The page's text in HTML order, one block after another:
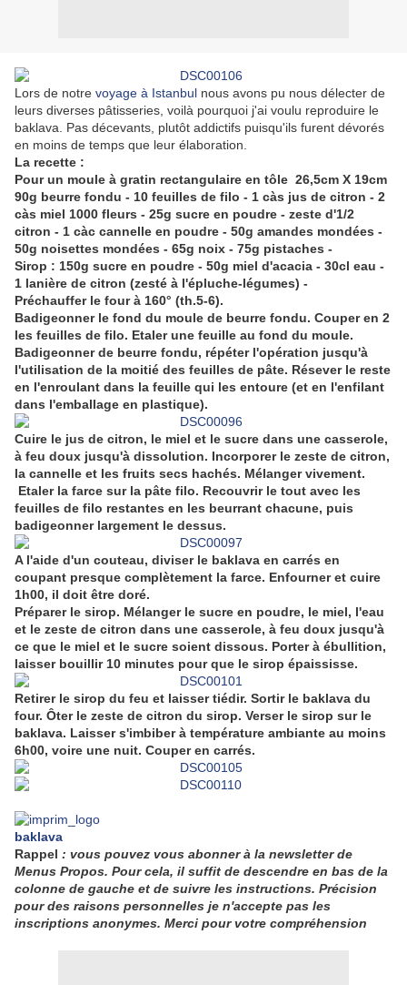
Lors de notre voyage à Istanbul nous avons pu nous délecter de
leurs diverses pâtisseries, voilà pourquoi j'ai voulu reproduire le
baklava. Pas décevants, plutôt addictifs puisqu'ils furent dévorés
en moins de temps que leur élaboration.
La recette :
Pour un moule à gratin rectangulaire en tôle 26,5cm X 19cm
90g beurre fondu - 10 feuilles de filo - 1 càs jus de citron - 2
càs miel 1000 fleurs - 25g sucre en poudre - zeste d'1/2
citron - 1 càc cannelle en poudre - 50g amandes mondées -
50g noisettes mondées - 65g noix - 75g pistaches -
Sirop : 150g sucre en poudre - 50g miel d'acacia - 30cl eau -
1 lanière de citron (zesté à l'épluche-légumes) -
Préchauffer le four à 160° (th.5-6).
Badigeonner le fond du moule de beurre fondu. Couper en 2
les feuilles de filo. Etaler une feuille au fond du moule.
Badigeonner de beurre fondu, répéter l'opération jusqu'à
l'utilisation de la moitié des feuilles de pâte. Résever le reste
en l'enroulant dans la feuille qui les entoure (et en l'enfilant
dans l'emballage en plastique).
Cuire le jus de citron, le miel et le sucre dans une casserole,
à feu doux jusqu'à dissolution. Incorporer le zeste de citron,
la cannelle et les fruits secs hachés. Mélanger vivement.
Etaler la farce sur la pâte filo. Recouvrir le tout avec les
feuilles de filo restantes en les beurrant chacune, puis
badigeonner largement le dessus.
A l'aide d'un couteau, diviser le baklava en carrés en
coupant presque complètement la farce. Enfourner et cuire
1h00, il doit être doré.
Préparer le sirop. Mélanger le sucre en poudre, le miel, l'eau
et le zeste de citron dans une casserole, à feu doux jusqu'à
ce que le miel et le sucre soient dissous. Porter à ébullition,
laisser bouillir 10 minutes pour que le sirop épaississe.
Retirer le sirop du feu et laisser tiédir. Sortir le baklava du
four. Ôter le zeste de citron du sirop. Verser le sirop sur le
baklava. Laisser s'imbiber à température ambiante au moins
6h00, voire une nuit. Couper en carrés.
baklava
Rappel : vous pouvez vous abonner à la newsletter de
Menus Propos. Pour cela, il suffit de descendre en bas de la
colonne de gauche et de suivre les instructions. Précision
pour des raisons personnelles je n'accepte pas les
inscriptions anonymes. Merci pour votre compréhension